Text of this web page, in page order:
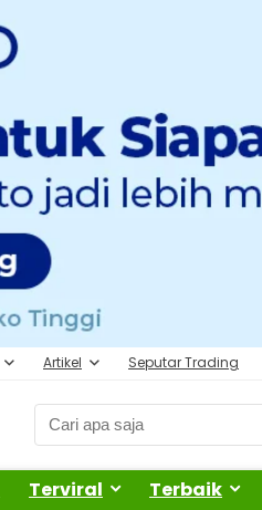
Artikel Seputar Trading
Terviral Terbaik